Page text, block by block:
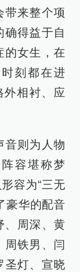
带来整个项
确得益于自
的女生，在
刻都在进
外相衬、应
音则为人物
容堪称梦
容为“三无
豪华的配音
周深、黄
周铁男、闫
圣灯、宣晓